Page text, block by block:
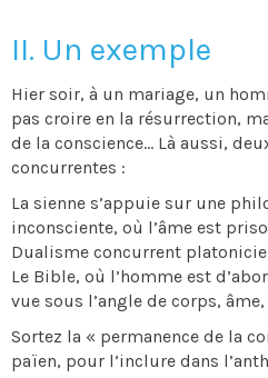
II. Un exemple
Hier soir, à un mariage, un
pas croire en la résurrection,
de la conscience… Là aussi,
concurrentes :
La sienne s’appuie sur une
inconsciente, où l’âme est
Dualisme concurrent
Le Bible, où l’homme est
vue sous l’angle de corps,
Sortez la « permanence de la
païen, pour l’inclure dans